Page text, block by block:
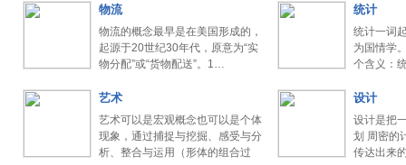
物流
物流的概念最早是在美国形成的，
起源于20世纪30年代，原意为“实
物分配”或“货物配送”。1…
统计
统计一词
为国情学
个含义：
艺术
艺术可以是宏观概念也可以是个体
现象，通过捕捉与挖掘、感受与分
析、整合与运用（形体的组合过
设计
设计是把
划 周密的
传达出来